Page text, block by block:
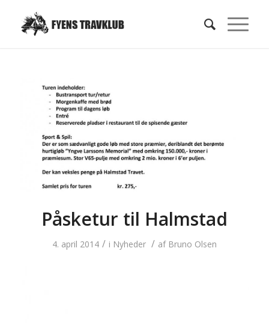
Påsketur til Halmstad
4. april 2014 / i Nyheder / af Bruno Olsen